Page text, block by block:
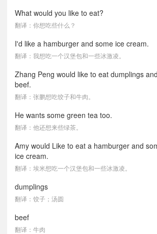
What would you like to eat?
翻译：你想吃些什么？
I'd like a hamburger and some ice cream.
翻译：我想吃一个汉堡包和一些冰激凌。
Zhang Peng would like to eat dumplings and
beef.
翻译：张鹏想吃饺子和牛肉。
He wants some green tea too.
翻译：他还想来些绿茶。
Amy would Like to eat a hamburger and
ice cream.
翻译：埃米想吃一个汉堡包和一些冰激凌。
dumplings
翻译：饺子；汤圆
beef
翻译：牛肉